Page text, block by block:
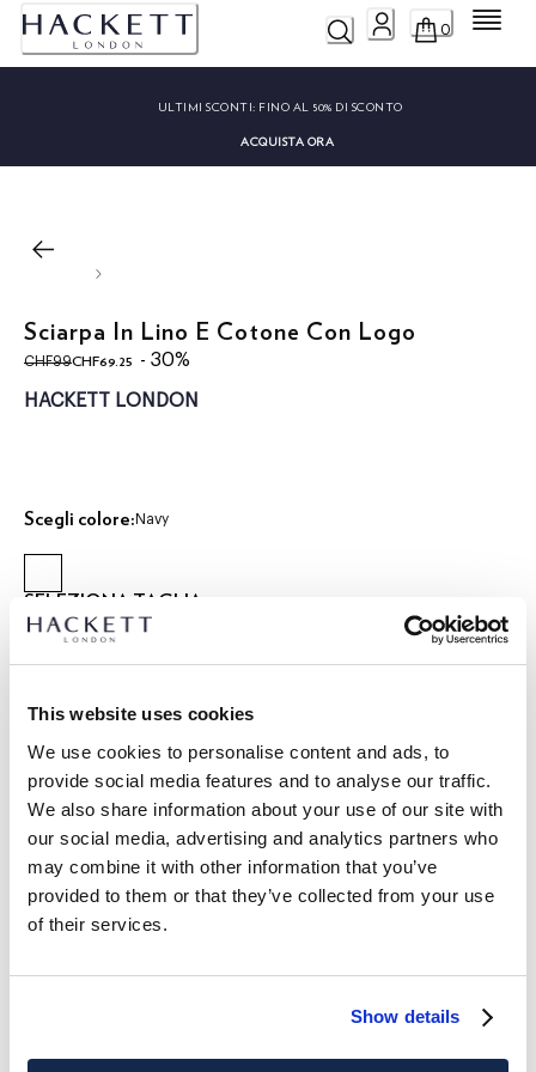
This website uses cookies
We use cookies to personalise content and ads, to
provide social media features and to analyse our traffic.
We also share information about your use of our site with
our social media, advertising and analytics partners who
may combine it with other information that you’ve
provided to them or that they’ve collected from your use
of their services.
Show details
0 Menu
ULTIMI SCONTI: FINO AL 50% DI SCONTO
ACQUISTA ORA
Sciarpa In Lino E Cotone Con Logo
CHF99
original price CHF99
CHF69.25
current price CHF69.25
- 30%
HACKETT LONDON
Scegli colore: Navy
SELEZIONA TAGLIA:
Dimensions:180 cm x 45 cm
DETTAGLI PRODOTTO
DESCRIZIONE
HM0400079
-Hackett London
misto lino-cotone
conferisce un fascino sofisticato ma casual
SPEDIZIONE E RESI
Spedizione e restituzione gratuite
Consegna gratuita Click & Collect in negozio in 1-2 giorni